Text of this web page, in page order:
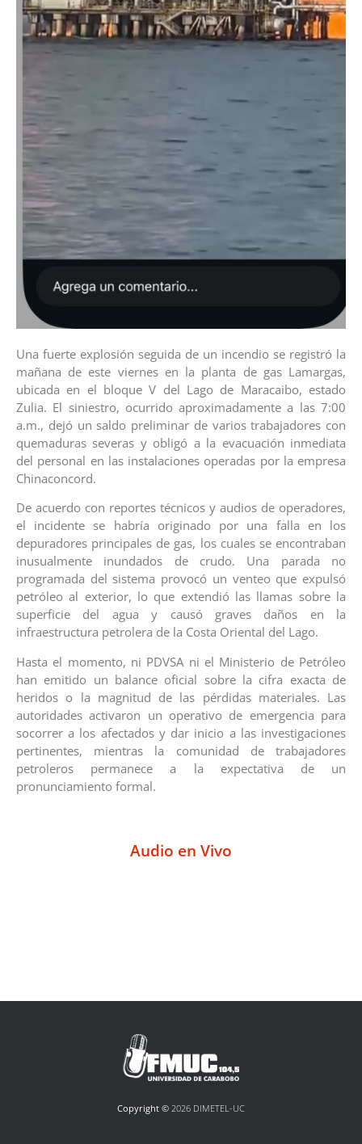
Una fuerte explosión seguida de un incendio se registró la
mañana de este viernes en la planta de gas Lamargas,
ubicada en el bloque V del Lago de Maracaibo, estado
Zulia. El siniestro, ocurrido aproximadamente a las 7:00
a.m., dejó un saldo preliminar de varios trabajadores con
quemaduras severas y obligó a la evacuación inmediata
del personal en las instalaciones operadas por la empresa
Chinaconcord.
De acuerdo con reportes técnicos y audios de operadores,
el incidente se habría originado por una falla en los
depuradores principales de gas, los cuales se encontraban
inusualmente inundados de crudo. Una parada no
programada del sistema provocó un venteo que expulsó
petróleo al exterior, lo que extendió las llamas sobre la
superficie del agua y causó graves daños en la
infraestructura petrolera de la Costa Oriental del Lago.
Hasta el momento, ni PDVSA ni el Ministerio de Petróleo
han emitido un balance oficial sobre la cifra exacta de
heridos o la magnitud de las pérdidas materiales. Las
autoridades activaron un operativo de emergencia para
socorrer a los afectados y dar inicio a las investigaciones
pertinentes, mientras la comunidad de trabajadores
petroleros permanece a la expectativa de un
pronunciamiento formal.
Audio en Vivo
Copyright © 2026 DIMETEL-UC